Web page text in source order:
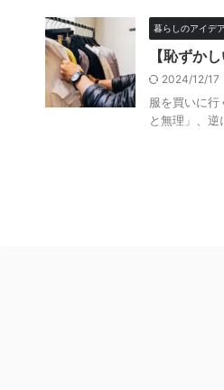
暮らしのアイデア
【恥ずか
2024/12/17
服を買いに
と無理」、